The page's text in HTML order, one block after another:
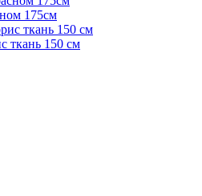
175см
ткань 150 см